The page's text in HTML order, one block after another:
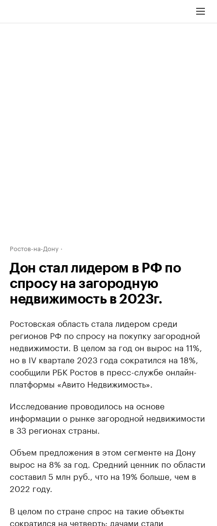
Ростов-на-Дону
Дон стал лидером в РФ по
спросу на загородную
недвижимость в 2023г.
Ростовская область стала лидером среди
регионов РФ по спросу на покупку загородной
недвижимости. В целом за год он вырос на 11%,
но в IV квартале 2023 года сократился на 18%,
сообщили РБК Ростов в пресс-службе онлайн-
платформы «Авито Недвижимость».
Исследование проводилось на основе
информации о рынке загородной недвижимости
в 33 регионах страны.
Объем предложения в этом сегменте на Дону
вырос на 8% за год. Средний ценник по области
составил 5 млн руб., что на 19% больше, чем в
2022 году.
В целом по стране спрос на такие объекты
сократился на четверть: дачами стали